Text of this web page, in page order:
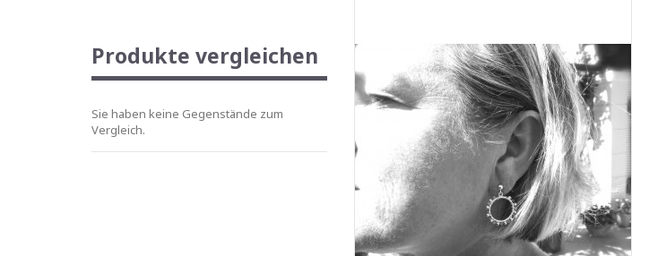
Produkte vergleichen
Sie haben keine Gegenstände zum
Vergleich.